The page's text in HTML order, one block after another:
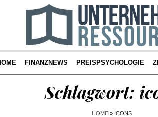
FINANZNEWS PREISPSYCHOLOGIE
Schlagwort:
HOME » ICONS